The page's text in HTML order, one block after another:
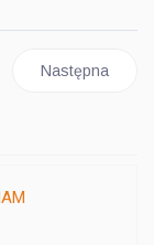
NA
Następna
Następna